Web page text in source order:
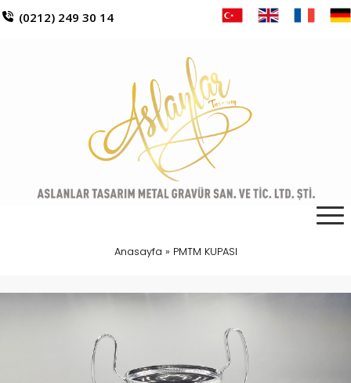
(0212) 249 30 14
Anasayfa » PMTM KUPASI